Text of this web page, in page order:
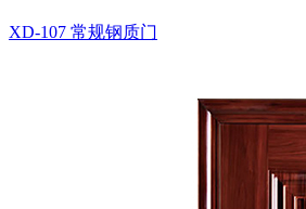
XD-107 常规钢质门